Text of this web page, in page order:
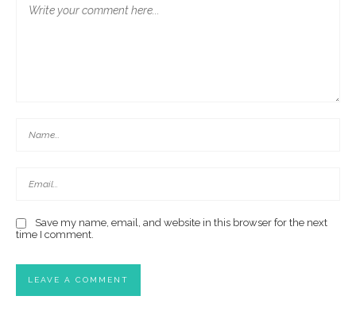
Save my name, email, and website in this browser for the next
time I comment.